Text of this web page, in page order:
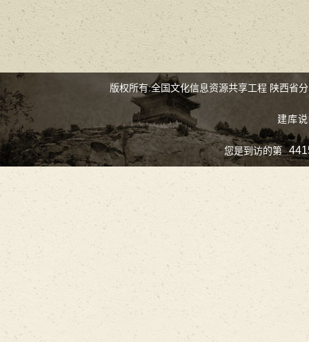
版权所有:全国文化信息资源共享工程 陕西省
建库
您是到访的第